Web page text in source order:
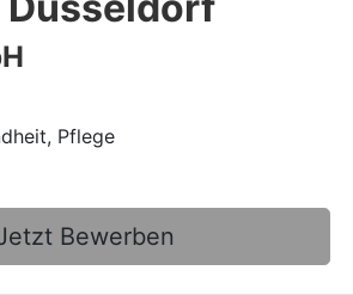
Pflege
Bewerben